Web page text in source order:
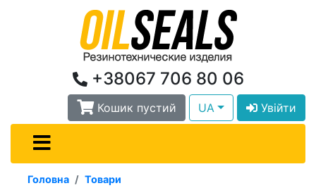
+38067 706 80 06
Кошик пустий UA Увійти
Головна
Товари